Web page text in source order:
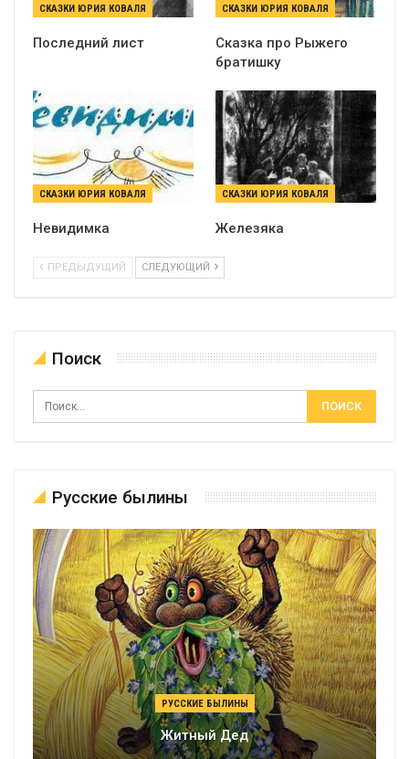
СКАЗКИ ЮРИЯ КОВАЛЯ
Последний лист
СКАЗКИ ЮРИЯ КОВАЛЯ
Сказка про Рыжего
братишку
СКАЗКИ ЮРИЯ КОВАЛЯ
Невидимка
СКАЗКИ ЮРИЯ КОВАЛЯ
Железяка
ПРЕДЫДУЩИЙ СЛЕДУЮЩИЙ
Поиск
Русские былины
РУССКИЕ БЫЛИНЫ
Житный Дед